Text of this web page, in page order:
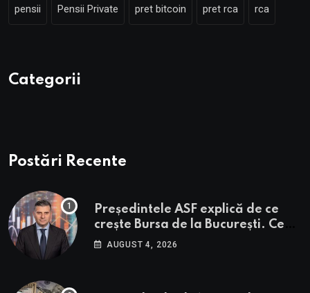
pensii Pensii Private pret bitcoin pret rca rca
Categorii
Postări Recente
Președintele ASF explică de ce
crește Bursa de la București. Ce
urmează pentru BVB potrivit lui
AUGUST 4, 2026